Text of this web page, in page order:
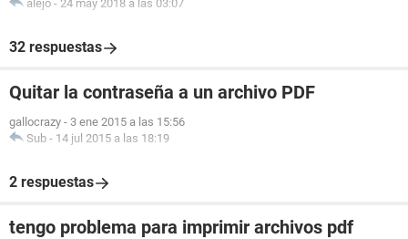
alejo - 24 may 2018 a las 03:07
32 respuestas
Quitar la contraseña a un archivo PDF
gallocrazy - 3 ene 2015 a las 15:56
Sub - 14 jul 2015 a las 18:19
2 respuestas
tengo problema para imprimir archivos pdf